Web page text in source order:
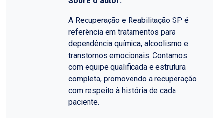
A Recuperação e Reabilitação SP é
referência em tratamentos para
dependência química, alcoolismo e
transtornos emocionais. Contamos
com equipe qualificada e estrutura
completa, promovendo a recuperação
com respeito à história de cada
paciente.